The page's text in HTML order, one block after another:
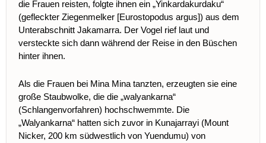
die Frauen reisten, folgte ihnen ein „Yinkardakurdaku“
(gefleckter Ziegenmelker [Eurostopodus argus]) aus dem
Unterabschnitt Jakamarra. Der Vogel rief laut und
versteckte sich dann während der Reise in den Büschen
hinter ihnen.
Als die Frauen bei Mina Mina tanzten, erzeugten sie eine
große Staubwolke, die die „walyankarna“
(Schlangenvorfahren) hochschwemmte. Die
„Walyankarna“ hatten sich zuvor in Kunajarrayi (Mount
Nicker, 200 km südwestlich von Yuendumu) von